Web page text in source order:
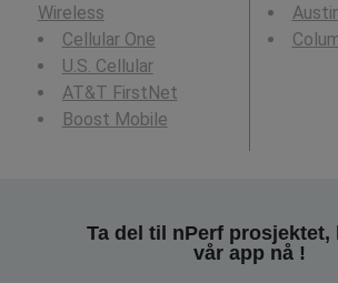
Wireless
Cellular One
U.S. Cellular
AT&T FirstNet
Boost Mobile
Ta del til nPerf prosjektet,
vår app nå !